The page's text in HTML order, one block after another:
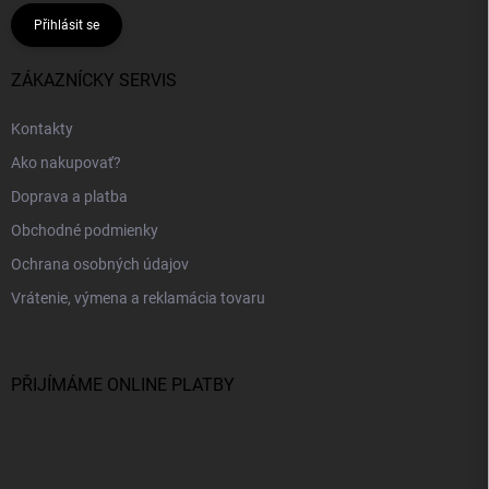
Přihlásit se
ZÁKAZNÍCKY SERVIS
Kontakty
Ako nakupovať?
Doprava a platba
Obchodné podmienky
Ochrana osobných údajov
Vrátenie, výmena a reklamácia tovaru
PŘIJÍMÁME ONLINE PLATBY